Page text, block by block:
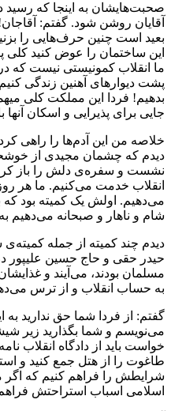
صحبت‌هایشان به اینجا که رسید
آقایان روشن شود. گفتم:
بعید است چنین حرف‌هایی را
این ساختمان را عوض کنید کلی
ما انقلاب کمونیستی نیست که
پشت دیوارهای آهنین زندگی
بدهیم! فردا این مملکت کلی
جایی برای پذیرایی و اسکان آنها
خلاصه من این آدم‌ها را راهی
دیدم که چشمان مجیدی از
نشست و سفره‌ی دلش را باز
انقلاب خدمت می‌کنیم. ما هر
می‌دهیم. اولش یک کمیته بود که
شام و ناهار و صبحانه می‌دهیم
دیدم چند کمیته از جمله
حیدر حقی و حاج حسین علیپور
مسلمان بودند، می‌آیند و
به حساب انقلاب و از ترس
گفتم: از فردا شما حق ندارید به
می‌نویسم و شما بگذارید زیر
خواست باید از دادگاه انقلاب
طاغوت را از هتل جمع کنید و
شرایطش را فراهم کنیم که
اسلامی اسباب استراحتش